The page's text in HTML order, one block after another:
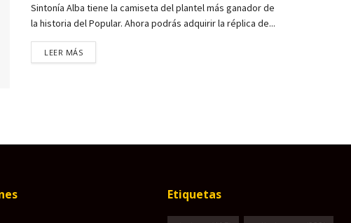
Sintonía Alba tiene la camiseta del plantel más ganador de
la historia del Popular. Ahora podrás adquirir la réplica de...
LEER MÁS
Etiquetas